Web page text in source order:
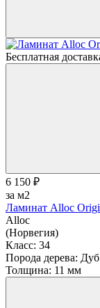
Бесплатная
6 150 ₽
за м2
Ламинат Alloc
Alloc
(Норвегия)
Класс: 34
Порода дерева: Дуб
Толщина: 11 мм